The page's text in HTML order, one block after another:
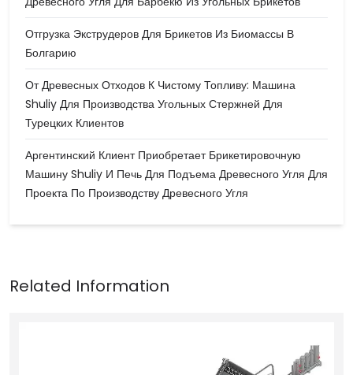
Отгрузка Экструдеров Для Брикетов Из Биомассы В
Болгарию
От Древесных Отходов К Чистому Топливу: Машина
Shuliy Для Производства Угольных Стержней Для
Турецких Клиентов
Аргентинский Клиент Приобретает Брикетировочную
Машину Shuliy И Печь Для Подъема Древесного Угля Для
Проекта По Производству Древесного Угля